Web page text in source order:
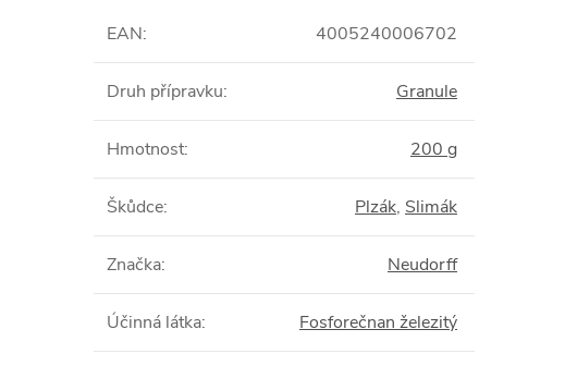
EAN: 4005240006702
Druh přípravku: Granule
Hmotnost: 200 g
Škůdce: Plzák, Slimák
Značka: Neudorff
Účinná látka: Fosforečnan železitý